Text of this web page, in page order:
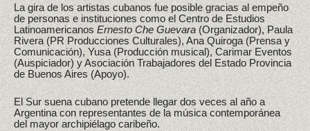
La gira de los artistas cubanos fue posible gracias al empeño
de personas e instituciones como el Centro de Estudios
LatinoamericanosErnesto Che Guevara(Organizador), Paula
Rivera (PR Producciones Culturales), Ana Quiroga (Prensa y
Comunicación), Yusa (Producción musical), Carimar Eventos
(Auspiciador) y Asociación Trabajadores del Estado Provincia
de Buenos Aires (Apoyo).
El Sur suena cubano pretende llegar dos veces al año a
Argentina con representantes de la música contemporánea
del mayor archipiélago caribeño.